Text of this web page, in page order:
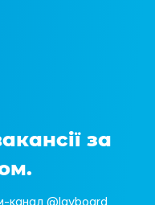
за
канал @layboard